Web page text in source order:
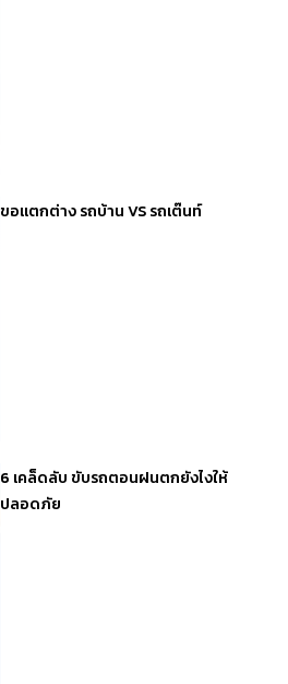
ขอแตกต่าง รถบ้าน VS รถเต๊นท์
6 เคล็ดลับ ขับรถตอนฝนตกยังไงให้
ปลอดภัย